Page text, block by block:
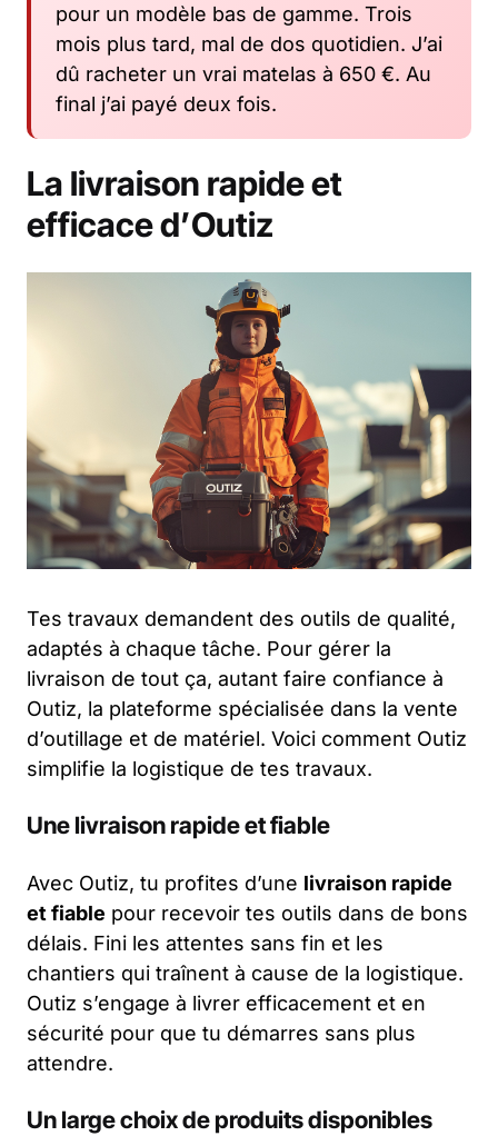
pour un modèle bas de gamme. Trois
mois plus tard, mal de dos quotidien. J’ai
dû racheter un vrai matelas à 650 €. Au
final j’ai payé deux fois.
La livraison rapide et
efficace d’Outiz
Tes travaux demandent des outils de qualité,
adaptés à chaque tâche. Pour gérer la
livraison de tout ça, autant faire confiance à
Outiz, la plateforme spécialisée dans la vente
d’outillage et de matériel. Voici comment Outiz
simplifie la logistique de tes travaux.
Une livraison rapide et fiable
Avec Outiz, tu profites d’une livraison rapide
et fiable pour recevoir tes outils dans de bons
délais. Fini les attentes sans fin et les
chantiers qui traînent à cause de la logistique.
Outiz s’engage à livrer efficacement et en
sécurité pour que tu démarres sans plus
attendre.
Un large choix de produits disponibles